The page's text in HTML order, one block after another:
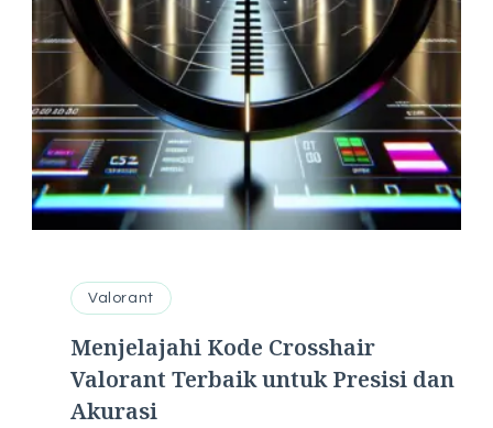
Valorant
Menjelajahi Kode Crosshair
Valorant Terbaik untuk Presisi dan
Akurasi